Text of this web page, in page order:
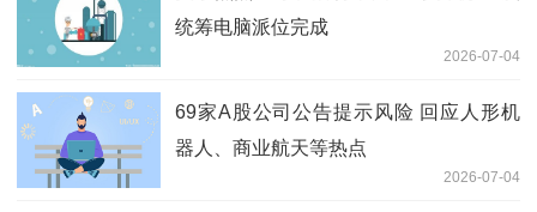
统筹电脑派位完成
2026-07-04
69家A股公司公告提示风险 回应人形机
器人、商业航天等热点
2026-07-04